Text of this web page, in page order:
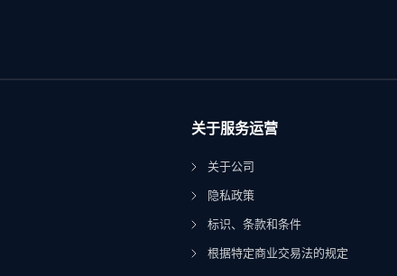
关于服务运营
关于公司
隐私政策
标识、条款和条件
根据特定商业交易法的规定